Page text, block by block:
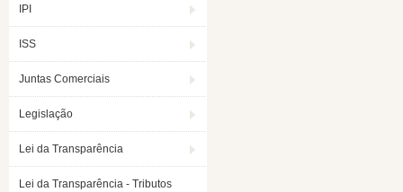
IPI
ISS
Juntas Comerciais
Legislação
Lei da Transparência
Lei da Transparência - Tributos